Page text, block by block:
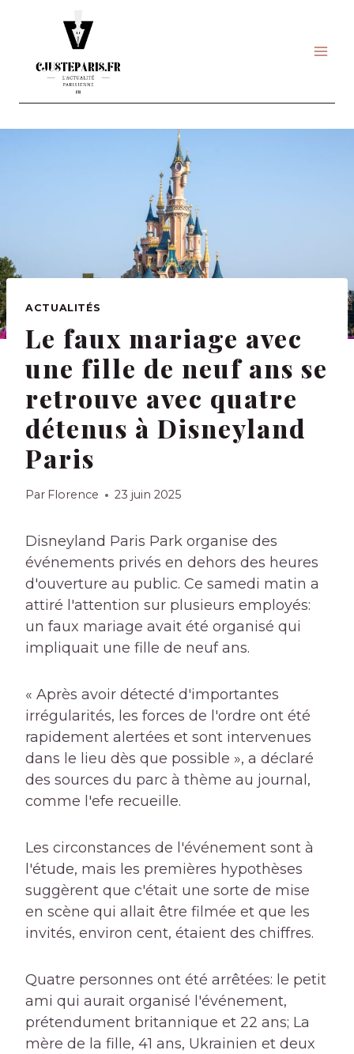
ACTUALITÉS
Le faux mariage avec
une fille de neuf ans se
retrouve avec quatre
détenus à Disneyland
Paris
Par Florence 23 juin 2025
Disneyland Paris Park organise des
événements privés en dehors des heures
d'ouverture au public. Ce samedi matin a
attiré l'attention sur plusieurs employés:
un faux mariage avait été organisé qui
impliquait une fille de neuf ans.
« Après avoir détecté d'importantes
irrégularités, les forces de l'ordre ont été
rapidement alertées et sont intervenues
dans le lieu dès que possible », a déclaré
des sources du parc à thème au journal,
comme l'efe recueille.
Les circonstances de l'événement sont à
l'étude, mais les premières hypothèses
suggèrent que c'était une sorte de mise
en scène qui allait être filmée et que les
invités, environ cent, étaient des chiffres.
Quatre personnes ont été arrêtées: le petit
ami qui aurait organisé l'événement,
prétendument britannique et 22 ans; La
mère de la fille, 41 ans, Ukrainien et deux